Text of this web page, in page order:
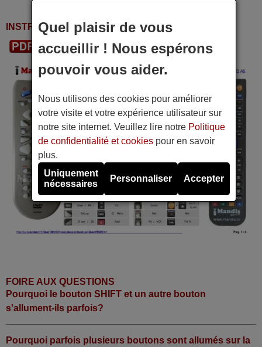
INSTRUCTIONS D'UTILISATION
Télécharger le PDF
FOIRE AUX QUESTIONS
Pourquoi le bouton SHIFT et un autre bouton
s'allument-ils parfois?
Pourquoi parfois plusieurs boutons sont allumés sur la
Quel plaisir de vous
accueillir ! Nous espérons
pouvoir vous aider.
Nous utilisons des cookies pour améliorer
votre visite et votre expérience utilisateur sur
notre site internet. Veuillez lire notre Politique
de confidentialité et cookiespour en savoir
plus.
Uniquement
nécessaires
Personnaliser Accepter